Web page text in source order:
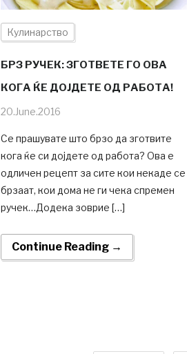
Кулинарство
БРЗ РУЧЕК: ЗГОТВЕТЕ ГО ОВА
КОГА ЌЕ ДОЈДЕТЕ ОД РАБОТА!
20.June.2016
Се прашувате што брзо да зготвите
кога ќе си дојдете од работа? Ова е
одличен рецепт за сите кои некаде се
брзаат, кои дома не ги чека спремен
ручек…Додека зоврие […]
Continue Reading →